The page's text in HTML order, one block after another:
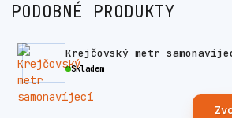
PODOBNÉ PRODUKTY
Krejčovský metr
Skladem